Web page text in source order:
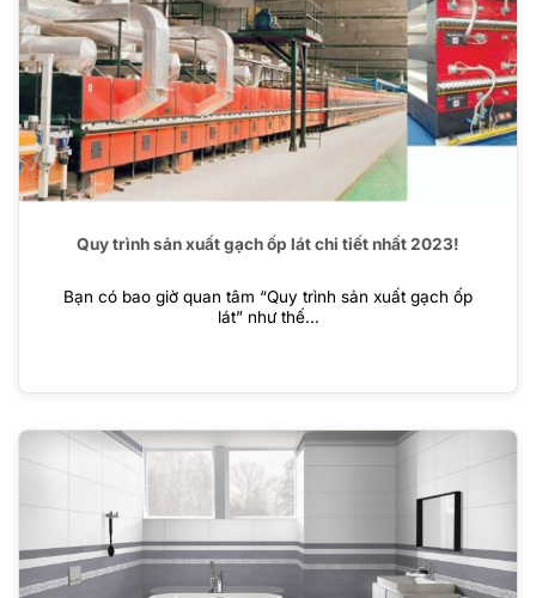
Quy trình sản xuất gạch ốp lát chi tiết nhất 2023!
Bạn có bao giờ quan tâm “Quy trình sản xuất gạch ốp
lát” như thế...